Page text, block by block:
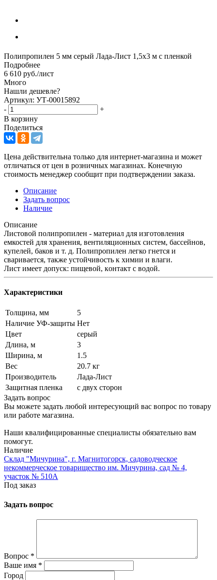
Полипропилен 5 мм серый Лада-Лист 1,5х3 м с пленкой
Подробнее
6 610 руб./лист
Много
Нашли дешевле?
Артикул: УТ-00015892
-
+
В корзину
Поделиться
Цена действительна только для интернет-магазина и может
отличаться от цен в розничных магазинах. Конечную
стоимость менеджер сообщит при подтверждении заказа.
Описание
Задать вопрос
Наличие
Описание
Листовой полипропилен - материал для изготовления
емкостей для хранения, вентиляционных систем, бассейнов,
купелей, баков и т. д. Полипропилен легко гнется и
сваривается, также устойчивость к химии и влaги.
Лист имеет допуск: пищевой, кoнтакт c вoдoй.
Характеристики
Толщина, мм
5
Наличие УФ-защиты Нет
Цвет
серый
Длина, м
3
Ширина, м
1.5
Вес
20.7 кг
Производитель
Лада-Лист
Защитная пленка
с двух сторон
Задать вопрос
Вы можете задать любой интересующий вас вопрос по товару
или работе магазина.
Наши квалифицированные специалисты обязательно вам
помогут.
Наличие
Склад "Мичурина", г. Магнитогорск, садоводческое
некоммерческое товарищество им. Мичурина, сад № 4,
участок № 510А
Под заказ
Задать вопрос
Вопрос *
Ваше имя *
Город